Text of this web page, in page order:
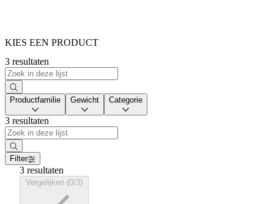
KIES EEN PRODUCT
3 resultaten
Productfamilie Gewicht Categorie
3 resultaten
Filter
3 resultaten